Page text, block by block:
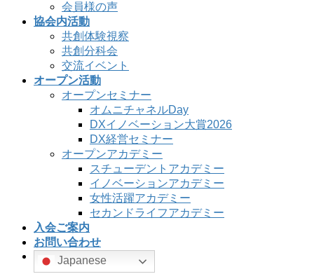
会員様の声
協会内活動
共創体験視察
共創分科会
交流イベント
オープン活動
オープンセミナー
オムニチャネルDay
DXイノベーション大賞2026
DX経営セミナー
オープンアカデミー
スチューデントアカデミー
イノベーションアカデミー
女性活躍アカデミー
セカンドライフアカデミー
入会ご案内
お問い合わせ
Japanese